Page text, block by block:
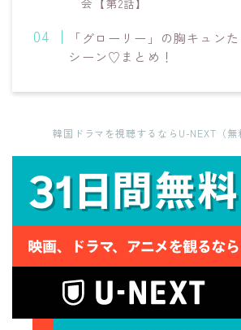
「グローリー」の胸キュン
シーン♡まとめ！
韓国ドラマを視聴するならU-NEXT（無